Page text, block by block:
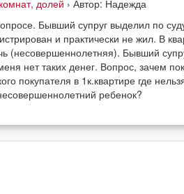
долей › Автор: Надежда
Бывший супруг выделил по
и практически не жил. В
(несовершеннолетняя). Бывший
нет таких денег. Вопрос, зачем
покупателя в 1к.квартире где
ребенок?